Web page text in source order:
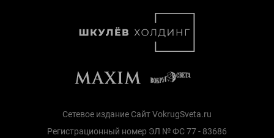
Сетевое издание Сайт VokrugSveta.ru
Регистрационный номер ЭЛ № ФС 77 - 83686